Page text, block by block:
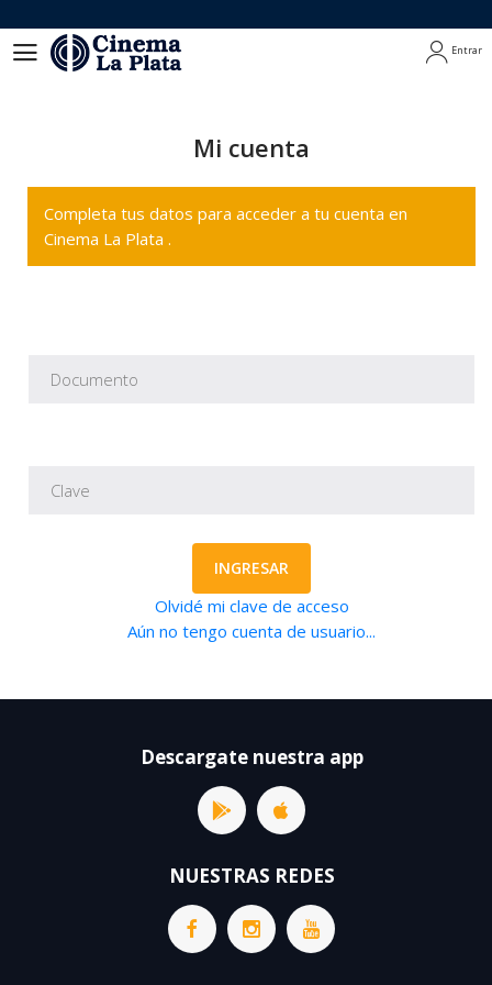
Entrar
Mi cuenta
Completa tus datos para acceder a tu cuenta en
Cinema La Plata .
INGRESAR
Olvidé mi clave de acceso
Aún no tengo cuenta de usuario...
Descargate nuestra app
NUESTRAS REDES